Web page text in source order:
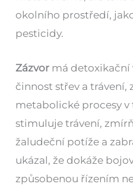
okolního prostředí,
pesticidy.
Zázvor má detoxikační
činnost střev a trávení,
metabolické procesy v
stimuluje trávení,
žaludeční potíže a
ukázal, že dokáže
způsobenou řízením